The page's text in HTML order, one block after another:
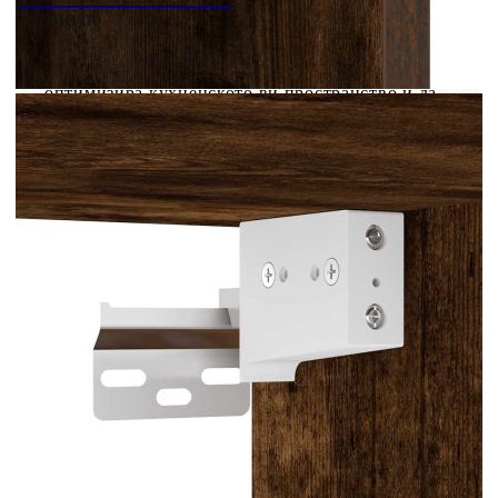
РЕВЮТА
Този окачен шкаф е предназначен да
оптимизира кухненското ви пространство и да
украси дома ви! Стабилен и издръжлив
материал: Инженерната дървесина е издръжлив
и стабилен материал с гладка повърхност, която
е устойчива на влага, изкривяване и
разцепване, което я прави надежден избор за
различни проекти.Достатъчно място за
съхранение: Стенният шкаф предлага
достатъчно място за съхранение на купи, чинии,
тенджери и други кухненски уреди.Дизайн със
стенен монтаж: Шкафът за съхранение може да
се монтира на стена за допълнително място за
съхранение. По този начин можете да увеличите
максимално пространството на пода и да
поддържате чистота.Лесна поддръжка:
Благодарение на гладката си повърхност тя се
почиства лесно с влажна кърпа и изисква по-
малко поддръжка. Добре е да се знае:Винтовете
и дюбелите за вътрешната стена не са
включени. Съветваме ви да намерите и
използвате винтове и дюбели, подходящи